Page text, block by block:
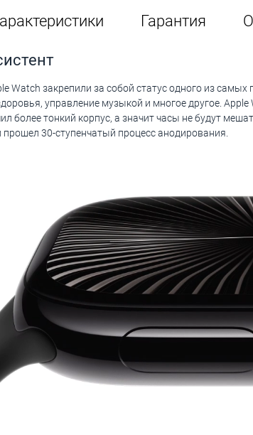
Гарантия
Watch закрепили за собой статус одного из
управление музыкой и многое другое.
более тонкий корпус, а значит часы не будут
30-ступенчатый процесс анодирования.